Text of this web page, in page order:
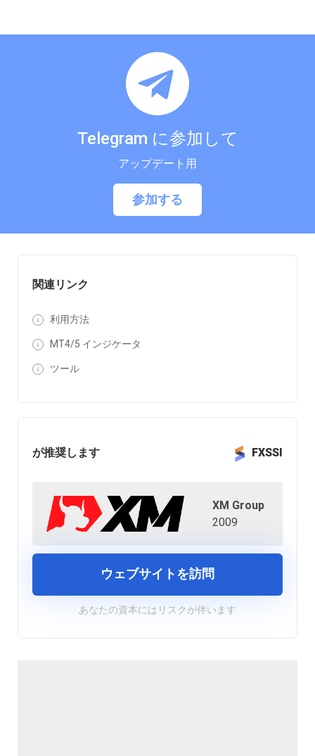
関連リンク
利用方法
MT4/5 インジケータ
ツール
が推奨します FXSSI
XM Group
2009
ウェブサイトを訪問
あなたの資本にはリスクが伴います
Telegram に参加して
アップデート用
参加する